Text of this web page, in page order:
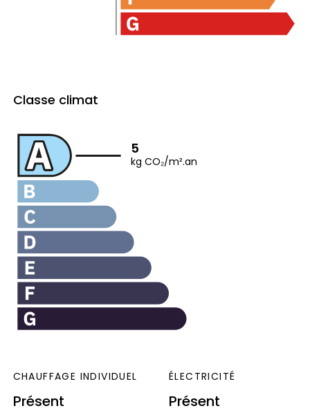
Classe climat
5
kg CO₂/m².an
CHAUFFAGE INDIVIDUEL
Présent
ÉLECTRICITÉ
Présent